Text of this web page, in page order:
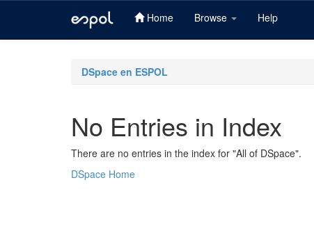
Home Browse Help
DSpace en ESPOL
No Entries in Index
There are no entries in the index for "All of DSpace".
DSpace Home